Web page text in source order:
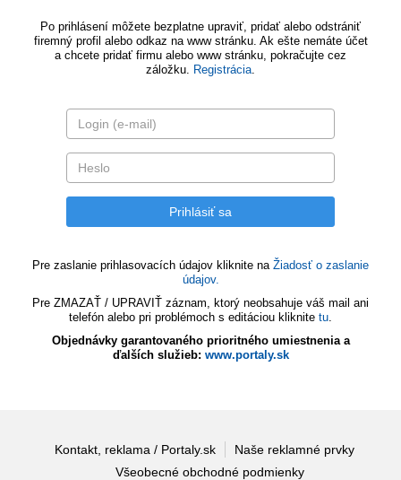
Po prihlásení môžete bezplatne upraviť, pridať alebo odstrániť
firemný profil alebo odkaz na www stránku. Ak ešte nemáte účet
a chcete pridať firmu alebo www stránku, pokračujte cez
záložku. Registrácia.
Pre zaslanie prihlasovacích údajov kliknite na Žiadosť o zaslanie
údajov.
Pre ZMAZAŤ / UPRAVIŤ záznam, ktorý neobsahuje váš mail ani
telefón alebo pri problémoch s editáciou kliknite tu.
Objednávky garantovaného prioritného umiestnenia a
ďalších služieb: www.portaly.sk
Kontakt, reklama / Portaly.sk
Naše reklamné prvky
Všeobecné obchodné podmienky